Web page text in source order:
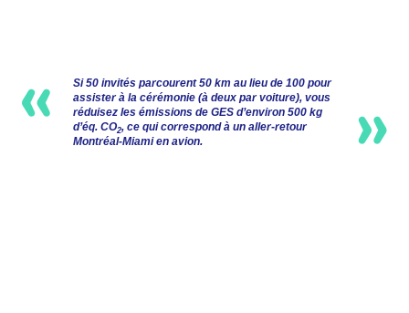
Si 50 invités parcourent 50 km au lieu de 100 pour
assister à la cérémonie (à deux par voiture), vous
réduisez les émissions de GES d’environ 500 kg
d’éq. CO2, ce qui correspond à un aller-retour
Montréal-Miami en avion.